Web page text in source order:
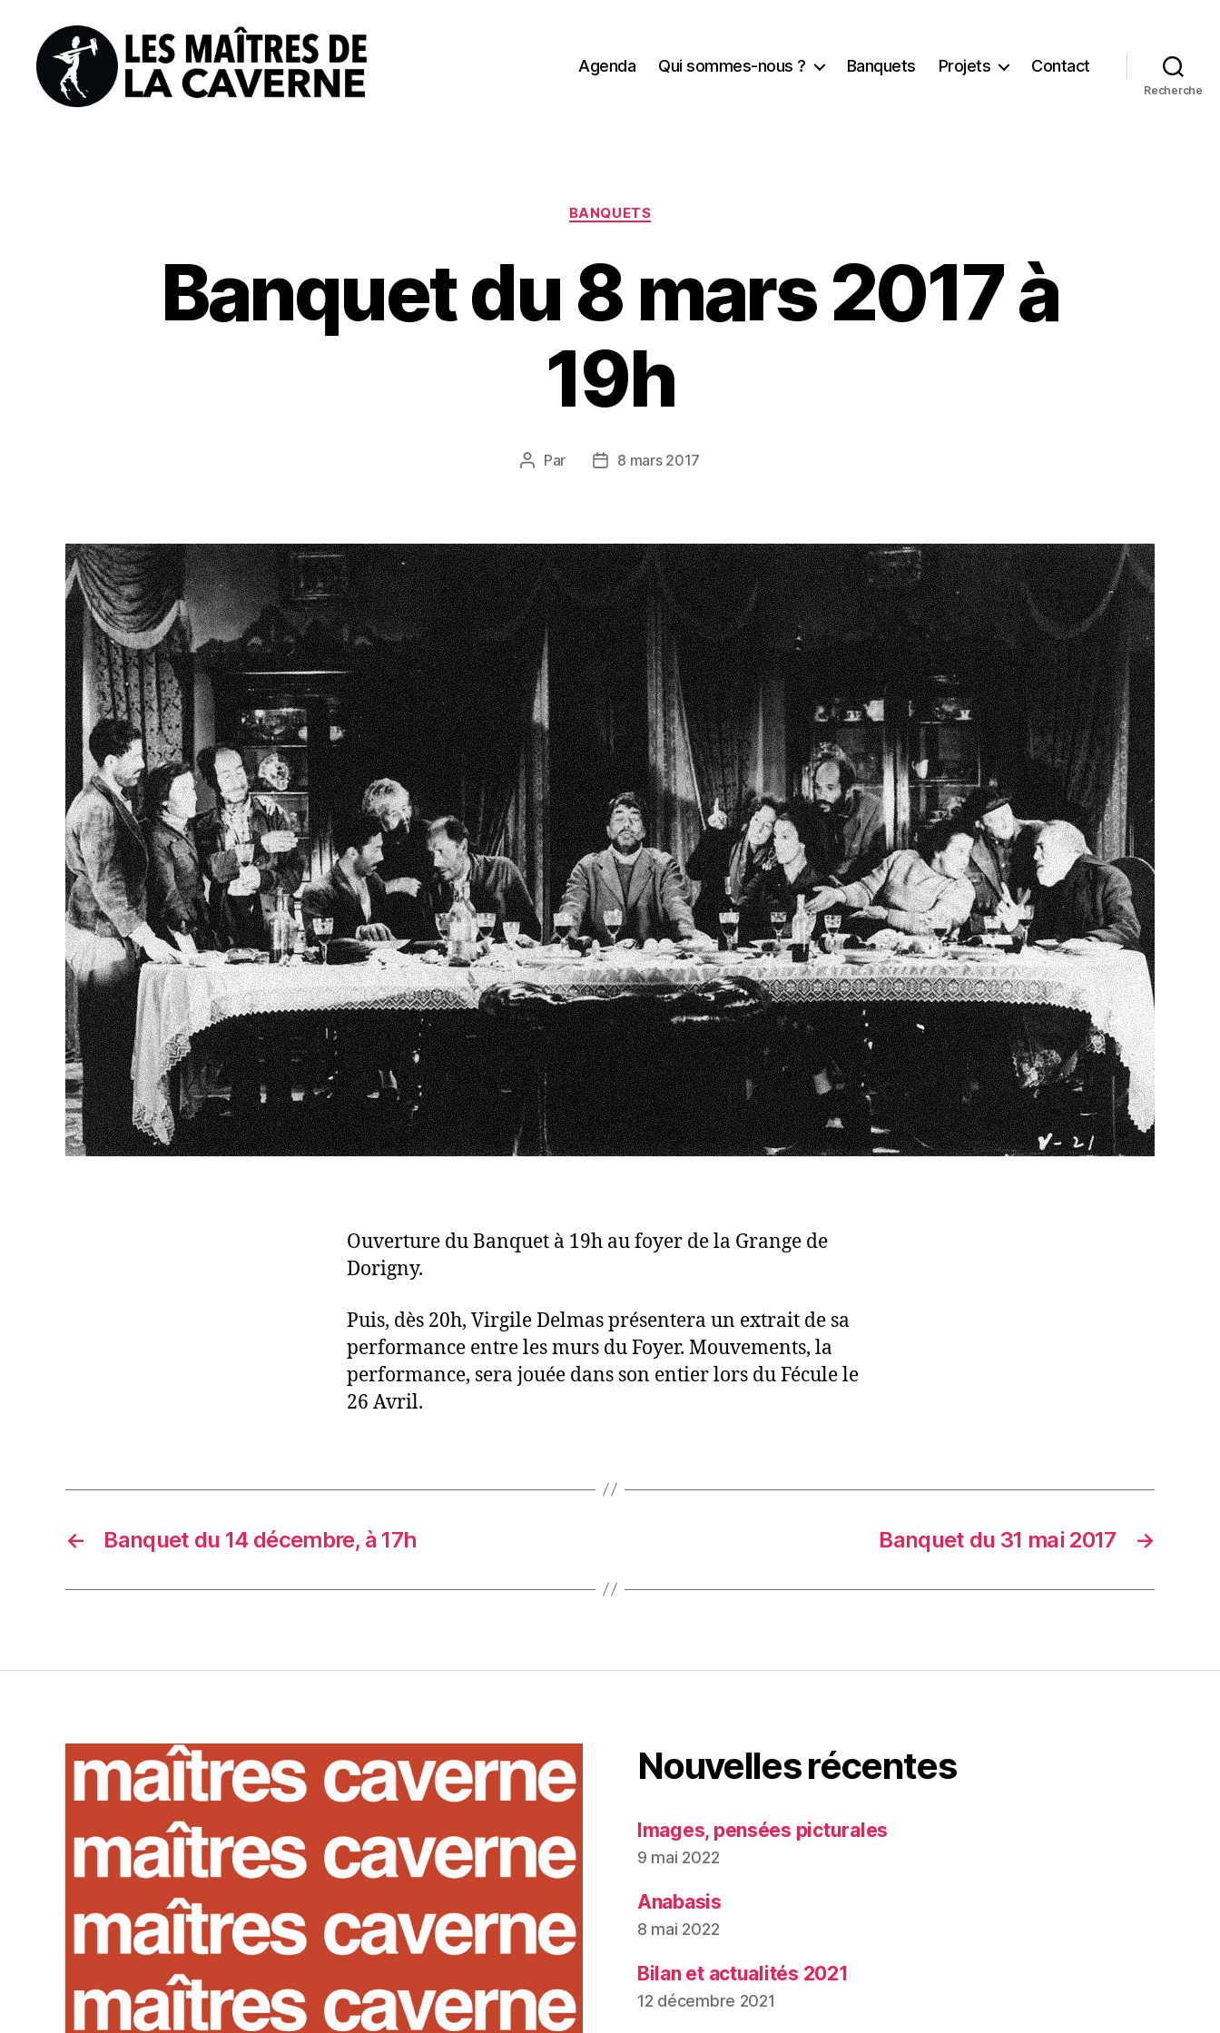
Agenda Qui sommes-nous ? Banquets Projets Contact
Recherche
Catégories
BANQUETS
Banquet du 8 mars 2017 à
19h
Auteur
Par
Date8 mars 2017
Ouverture du Banquet à 19h au foyer de la Grange de
Dorigny.
Puis, dès 20h, Virgile Delmas présentera un extrait de sa
performance entre les murs du Foyer. Mouvements, la
performance, sera jouée dans son entier lors du Fécule le
26 Avril.
← Banquet du 14 décembre, à 17h →
Banquet du 31 mai 2017
Nouvelles récentes
Images, pensées picturales
9 mai 2022
Anabasis
8 mai 2022
Bilan et actualités 2021
12 décembre 2021